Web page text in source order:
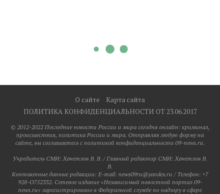
О сайте
Карта сайта
ПОЛИТИКА КОНФИДЕНЦИАЛЬНОСТИ ОТ 23.06.2017
© 2012-2022 Последние новости России и мира сегодня онлайн: криминал,
происшествия, политика России и мира. Отправляя любую форму на
сайте, вы соглашаетесь с политикой конфиденциальности 09-news.ru.
Учредитель СМИ: Хaчeтлoв B. B. / Главный редактор СМИ: Хaчeтлoв B.
B.
Контактные данные редакции: E-mail: news09ru@yandex.ru / Телефон: +7
928-O752332. Сетевое издание «Независимый новостной портал 09-
news.ru» зарегистрировано в Федеральной службе по надзору в сфере